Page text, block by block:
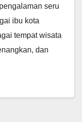
seru
ibu kota
tempat wisata
dan